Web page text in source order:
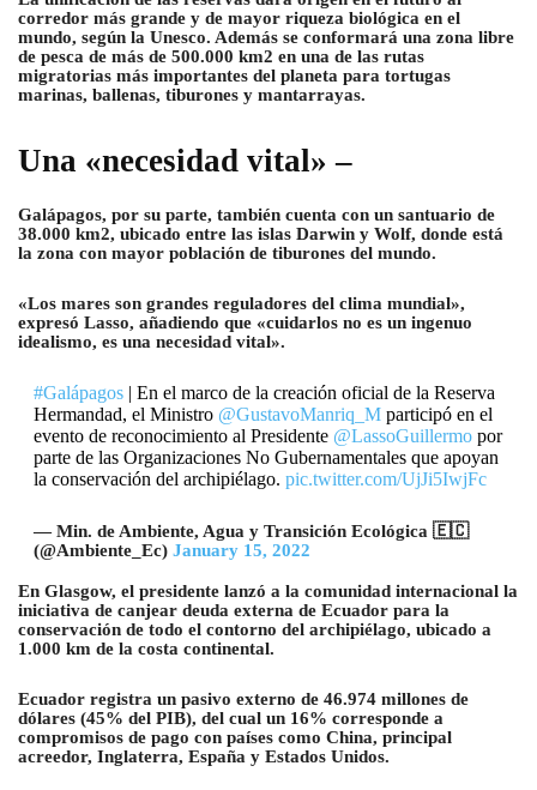
corredor más grande y de mayor riqueza biológica en el
mundo, según la Unesco. Además se conformará una zona libre
de pesca de más de 500.000 km2 en una de las rutas
migratorias más importantes del planeta para tortugas
marinas, ballenas, tiburones y mantarrayas.
Una «necesidad vital» –
Galápagos, por su parte, también cuenta con un santuario de
38.000 km2, ubicado entre las islas Darwin y Wolf, donde está
la zona con mayor población de tiburones del mundo.
«Los mares son grandes reguladores del clima mundial»,
expresó Lasso, añadiendo que «cuidarlos no es un ingenuo
idealismo, es una necesidad vital».
#Galápagos| En el marco de la creación oficial de la Reserva
Hermandad, el Ministro @GustavoManriq_Mparticipó en el
evento de reconocimiento al Presidente @LassoGuillermopor
parte de las Organizaciones No Gubernamentales que apoyan
la conservación del archipiélago. pic.twitter.com/UjJi5IwjFc
— Min. de Ambiente, Agua y Transición Ecológica 🇪🇨
(@Ambiente_Ec) January 15, 2022
En Glasgow, el presidente lanzó a la comunidad internacional la
iniciativa de canjear deuda externa de Ecuador para la
conservación de todo el contorno del archipiélago, ubicado a
1.000 km de la costa continental.
Ecuador registra un pasivo externo de 46.974 millones de
dólares (45% del PIB), del cual un 16% corresponde a
compromisos de pago con países como China, principal
acreedor, Inglaterra, España y Estados Unidos.